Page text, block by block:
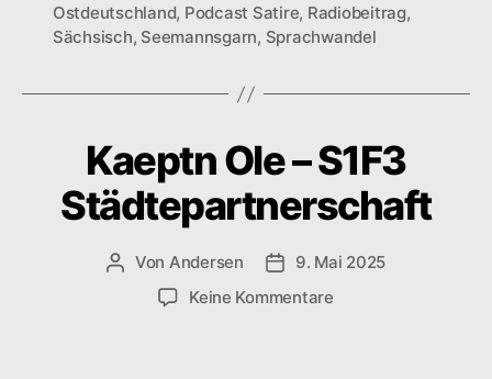
Ostdeutschland, Podcast Satire, Radiobeitrag,
Sächsisch, Seemannsgarn, Sprachwandel
Kaeptn Ole – S1F3
Städtepartnerschaft
Beitragsautor
Von Andersen Veröffentlichungsdatum
9. Mai 2025
Keine Kommentarezu